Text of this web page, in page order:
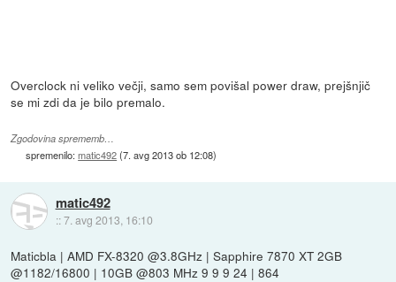
Overclock ni veliko večji, samo sem povišal power draw, prejšnjič
se mi zdi da je bilo premalo.
Zgodovina sprememb…
spremenilo:matic492(7. avg 2013 ob 12:08)
matic492
::7. avg 2013, 16:10
Maticbla | AMD FX-8320 @3.8GHz | Sapphire 7870 XT 2GB
@1182/16800 | 10GB @803 MHz 9 9 9 24 | 864